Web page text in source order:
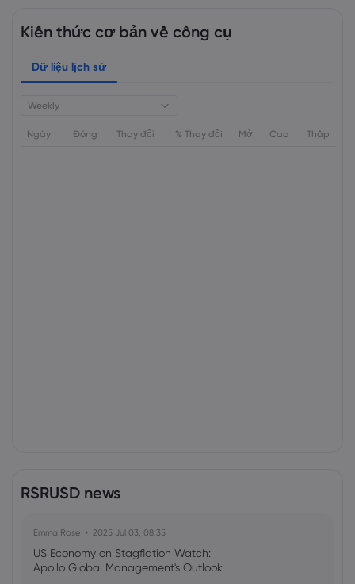
Kiến thức cơ bản về công cụ
Dữ liệu lịch sử
Weekly
Ngày Đóng Thay đổi % Thay đổi Mở Cao Thấp
RSRUSD news
Emma Rose 2025 Jul 03, 08:35
US Economy on Stagflation Watch:
Apollo Global Management's Outlook